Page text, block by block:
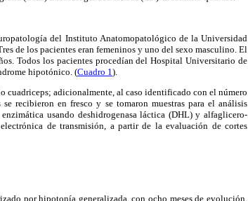
del Instituto Anatomopatológico de la Universidad
de los pacientes eran femeninos y uno del sexo masculino. El
Todos los pacientes procedían del Hospital Universitario de
hipotónico. (Cuadro 1 ).
cuadriceps; adicionalmente, al caso identificado con el número
recibieron en fresco y se tomaron muestras para el análisis
usando deshidrogenasa láctica (DHL) y alfaglicero-
de transmisión, a partir de la evaluación de cortes
por hipotonía generalizada, con ocho meses de evolución,